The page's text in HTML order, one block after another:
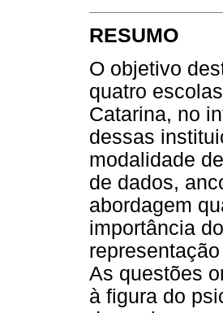
RESUMO
O objetivo
quatro
Catarina, no
dessas
modalidade
de dados,
abordagem
importância
As questões
à figura do